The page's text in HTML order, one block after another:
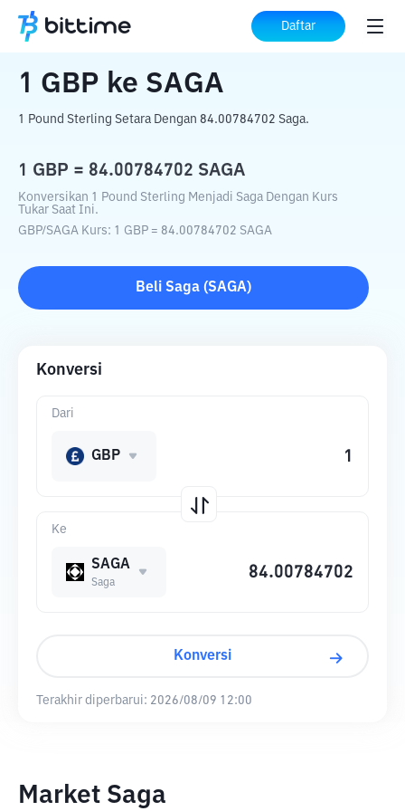
Daftar
Beranda Konverter Kripto ke SAGA
1 GBP ke SAGA
1 Pound Sterling Setara Dengan 84.00784702 Saga.
1 GBP = 84.00784702 SAGA
Konversikan 1 Pound Sterling Menjadi Saga Dengan Kurs
Tukar Saat Ini.
GBP/SAGA Kurs: 1 GBP = 84.00784702 SAGA
Beli Saga (SAGA)
Konversi
Ke
SAGA
Saga
Dari
GBP
Konversi
Terakhir diperbarui: 2026/08/09 12:00
Market Saga